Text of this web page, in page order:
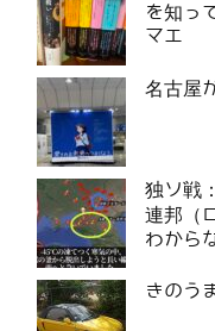
を知っ
マエ
名古屋
独ソ戦
連邦（
わから
きのう